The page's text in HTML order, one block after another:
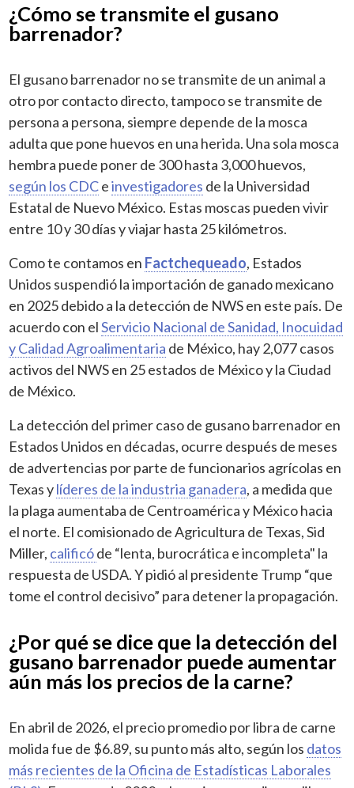
¿Cómo se transmite el gusano
barrenador?
El gusano barrenador no se transmite de un animal a
otro por contacto directo, tampoco se transmite de
persona a persona, siempre depende de la mosca
adulta que pone huevos en una herida. Una sola mosca
hembra puede poner de 300 hasta 3,000 huevos,
según los CDCeinvestigadores de la Universidad
Estatal de Nuevo México. Estas moscas pueden vivir
entre 10 y 30 días y viajar hasta 25 kilómetros.
Como te contamos en Factchequeado, Estados
Unidos suspendió la importación de ganado mexicano
en 2025 debido a la detección de NWS en este país. De
acuerdo con elServicio Nacional de Sanidad, Inocuidad
y Calidad Agroalimentaria de México, hay 2,077 casos
activos del NWS en 25 estados de México y la Ciudad
de México.
La detección del primer caso de gusano barrenador en
Estados Unidos en décadas, ocurre después de meses
de advertencias por parte de funcionarios agrícolas en
Texas ylíderes de la industria ganadera, a medida que
la plaga aumentaba de Centroamérica y México hacia
el norte. El comisionado de Agricultura de Texas, Sid
Miller, calificóde “lenta, burocrática e incompleta" la
respuesta de USDA. Y pidió al presidente Trump “que
tome el control decisivo” para detener la propagación.
¿Por qué se dice que la detección del
gusano barrenador puede aumentar
aún más los precios de la carne?
En abril de 2026, el precio promedio por libra de carne
molida fue de $6.89, su punto más alto, según los datos
más recientes de la Oficina de Estadísticas Laborales